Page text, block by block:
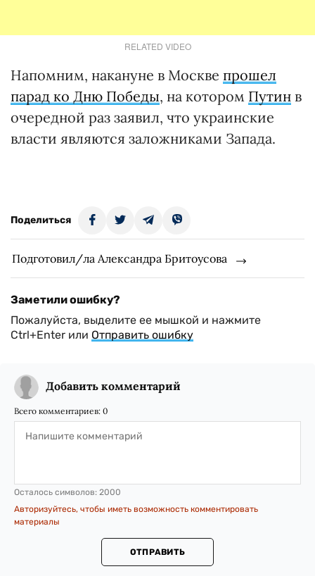
RELATED VIDEO
Напомним, накануне в Москве прошел
парад ко Дню Победы, на котором Путин в
очередной раз заявил, что украинские
власти являются заложниками Запада.
Поделиться
Подготовил/ла Александра Бритоусова
Заметили ошибку?
Пожалуйста, выделите ее мышкой и нажмите
Ctrl+Enter или Отправить ошибку
Добавить комментарий
Всего комментариев: 0
Осталось символов: 2000
Авторизуйтесь, чтобы иметь возможность комментировать
материалы
ОТПРАВИТЬ